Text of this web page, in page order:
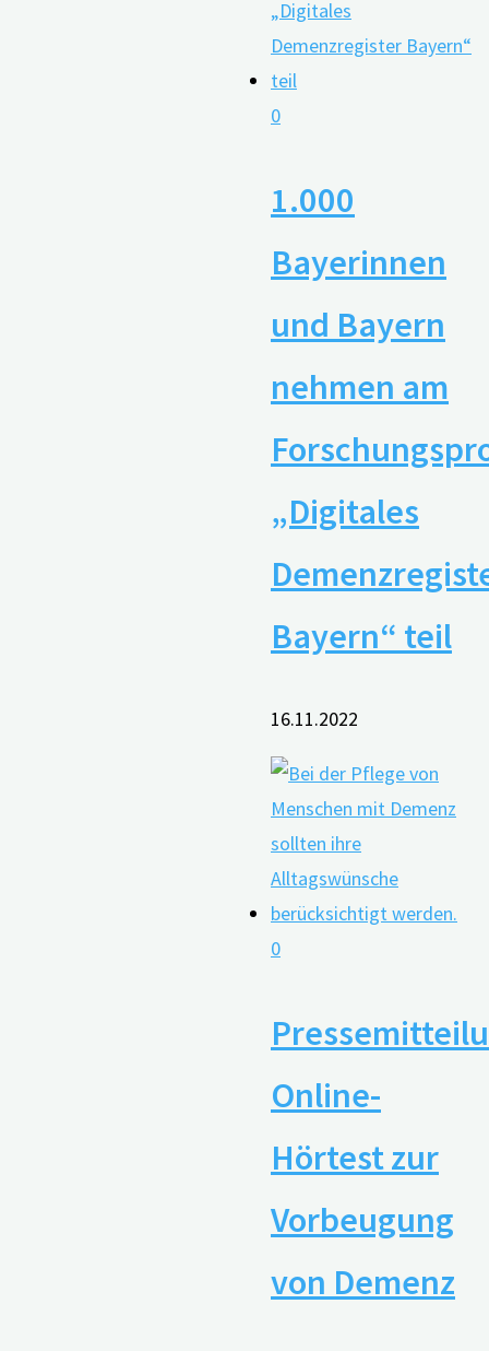
0
1.000
Bayerinnen
und Bayern
nehmen am
„Digitales
Bayern“ teil
16.11.2022
0
Online-
Hörtest zur
Vorbeugung
von Demenz